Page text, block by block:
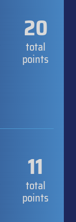
20
total
points
11
total
points